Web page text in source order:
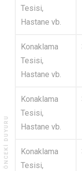
Tesisi,
Hastane vb.
Konaklama
Tesisi,
Hastane vb.
Konaklama
Tesisi,
Hastane vb.
Konaklama
Tesisi,
ÖNCEKI DUYURU